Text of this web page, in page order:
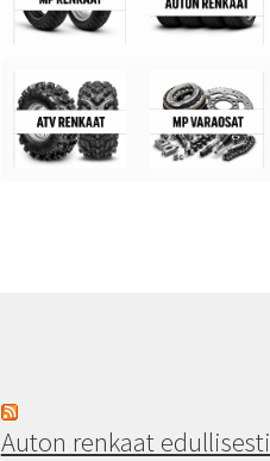
Auton renkaat edullisesti